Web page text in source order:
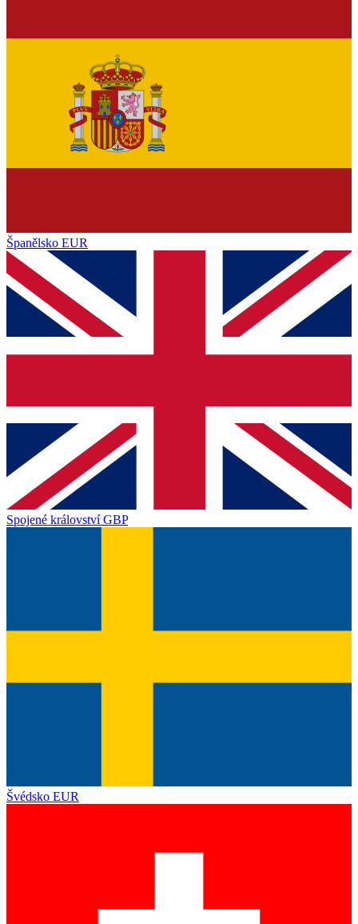
Španělsko EUR
Spojené království GBP
Švédsko EUR